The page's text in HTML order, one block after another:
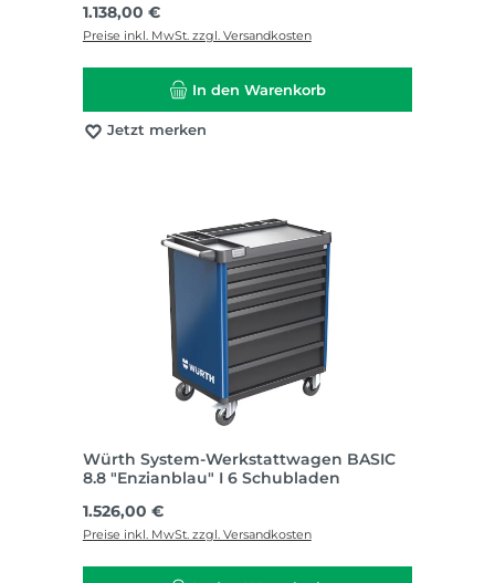
Regulärer Preis:
1.138,00 €
Preise inkl. MwSt. zzgl. Versandkosten
In den Warenkorb
Jetzt merken
Würth System-Werkstattwagen BASIC
8.8 "Enzianblau" I 6 Schubladen
Regulärer Preis:
1.526,00 €
Preise inkl. MwSt. zzgl. Versandkosten